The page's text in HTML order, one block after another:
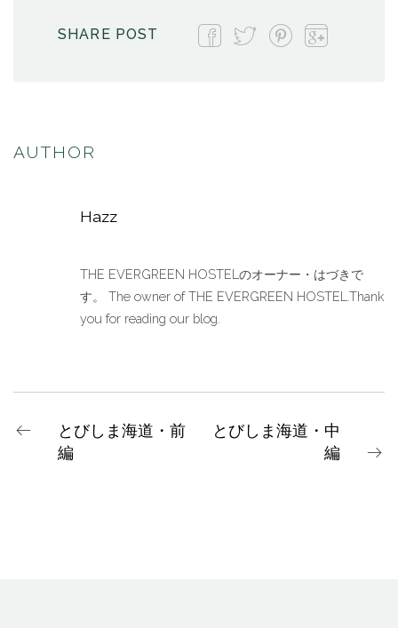
SHARE POST
AUTHOR
Hazz
THE EVERGREEN HOSTELのオーナー・はづきで
す。 The owner of THE EVERGREEN HOSTEL.Thank
you for reading our blog.
とびしま海道・前
編
とびしま海道・中
編